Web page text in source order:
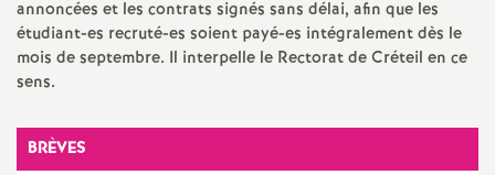
a
annoncées et les contrats signés sans délai, afin que les
étudiant-es recruté-es soient payé-es intégralement dès le
mois de septembre. Il interpelle le Rectorat de Créteil en ce
sens.
BRÈVES